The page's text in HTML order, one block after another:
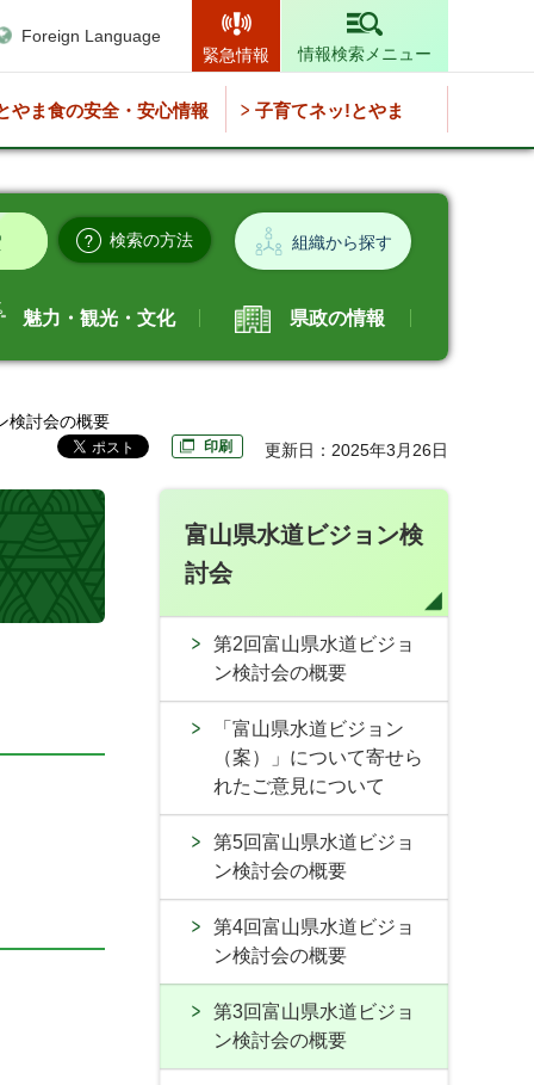
Foreign Language
緊急情報
情報検索メニュー
やま食の安全・安心情報 子育てネッ!とやま
検索の方法 組織から探す
魅力・観光・文化 県政の情報
検討会の概要
印刷 更新日：2025年3月26日
富山県水道ビジョン検
討会
第2回富山県水道ビジョ
ン検討会の概要
「富山県水道ビジョン
（案）」について寄せら
れたご意見について
第5回富山県水道ビジョ
ン検討会の概要
第4回富山県水道ビジョ
ン検討会の概要
第3回富山県水道ビジョ
ン検討会の概要